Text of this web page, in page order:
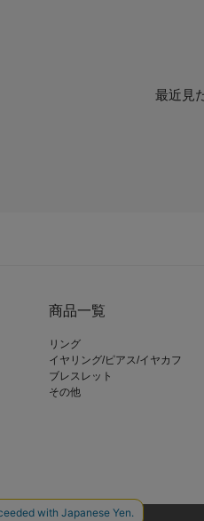
最近見
商品一覧
リング
イヤリング/ピアス/イヤカフ
ブレスレット
その他